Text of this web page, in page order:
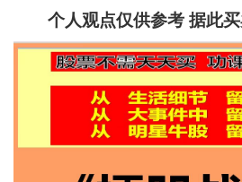
个人观点仅供参考 据此